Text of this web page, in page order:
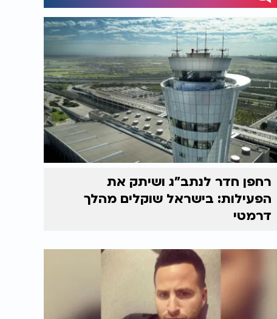
רחפן חדר לנתב"ג ושיתק את
הפעילות: בישראל שוקלים מהלך
דרמטי